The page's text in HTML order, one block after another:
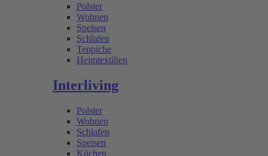
Polster
Wohnen
Speisen
Schlafen
Teppiche
Heimtextilien
Interliving
Polster
Wohnen
Schlafen
Speisen
Küchen